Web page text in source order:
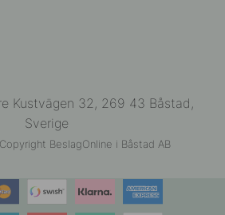
Kustvägen 32, 269 43 Båstad,
Sverige
BeslagOnline i Båstad AB